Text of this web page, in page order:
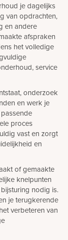
je dagelijks
van opdrachten,
en andere
afspraken
het volledige
service
onderzoek
en werk je
proces
vast en zorgt
en
of gemaakte
knelpunten
nodig is.
je terugkerende
verbeteren van